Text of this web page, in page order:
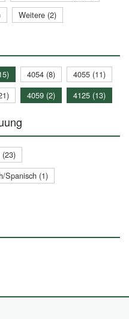
Weitere (2)
4054 (8)
4055 (11)
4059 (2) 4125 (13)
(23)
Spanisch (1)